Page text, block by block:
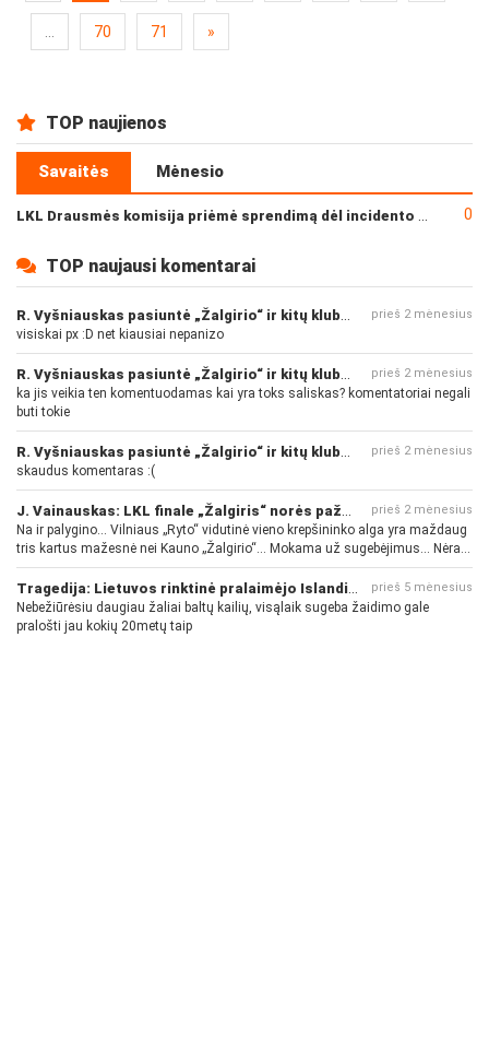
70 71 »
TOP naujienos
Savaitės Mėnesio
0
TOP naujausi komentarai
prieš 2 mėnesius
visiskai px :D net kiausiai nepanizo
prieš 2 mėnesius
ka jis veikia ten komentuodamas kai yra toks saliskas? komentatoriai negali
buti tokie
prieš 2 mėnesius
skaudus komentaras :(
prieš 2 mėnesius
Na ir palygino... Vilniaus „Ryto“ vidutinė vieno krepšininko alga yra maždaug
tris kartus mažesnė nei Kauno „Žalgirio“... Mokama už sugebėjimus... Nėra
pinigų - nėra gerų žaidėjų...
prieš 5 mėnesius
Nebežiūrėsiu daugiau žaliai baltų kailių, visąlaik sugeba žaidimo gale
pralošti jau kokių 20metų taip